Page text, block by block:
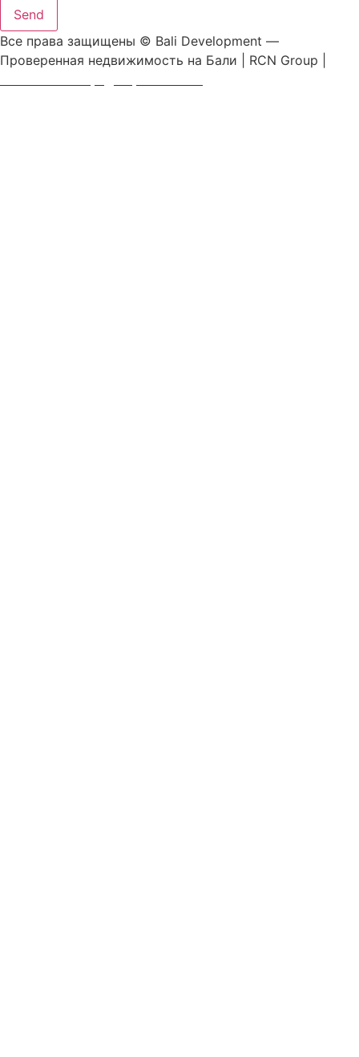
Send
Все права защищены © Bali Development —
Проверенная недвижимость на Бали | RCN Group |